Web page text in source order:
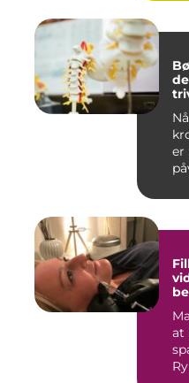
er
at